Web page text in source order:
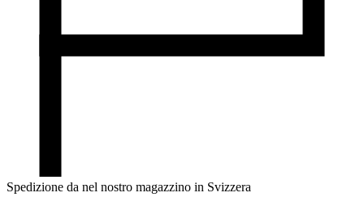
Spedizione da nel nostro magazzino in Svizzera